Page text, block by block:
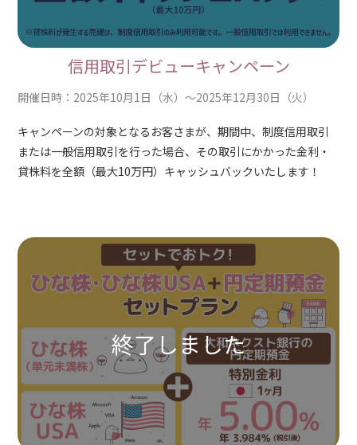
信用取引デビューキャンペーン
開催日時：2025年10月1日（水）～2025年12月30日（火）
キャンペーンの対象となるお客さまが、期間中、制度信用取引
または一般信用取引を行った場合、その取引にかかった金利・
貸株料を全額（最大10万円）キャッシュバックいたします！